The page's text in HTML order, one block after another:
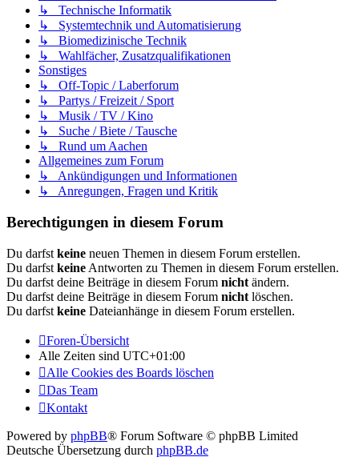
↳ Technische Informatik
↳ Systemtechnik und Automatisierung
↳ Biomedizinische Technik
↳ Wahlfächer, Zusatzqualifikationen
Sonstiges
↳ Off-Topic / Laberforum
↳ Partys / Freizeit / Sport
↳ Musik / TV / Kino
↳ Suche / Biete / Tausche
↳ Rund um Aachen
Allgemeines zum Forum
↳ Ankündigungen und Informationen
↳ Anregungen, Fragen und Kritik
Berechtigungen in diesem Forum
Du darfst keine neuen Themen in diesem Forum erstellen.
Du darfst keine Antworten zu Themen in diesem Forum erstellen.
Du darfst deine Beiträge in diesem Forum nicht ändern.
Du darfst deine Beiträge in diesem Forum nicht löschen.
Du darfst keine Dateianhänge in diesem Forum erstellen.
Foren-Übersicht
Alle Zeiten sind UTC+01:00
Alle Cookies des Boards löschen
Das Team
Kontakt
Powered by phpBB® Forum Software © phpBB Limited
Deutsche Übersetzung durch phpBB.de